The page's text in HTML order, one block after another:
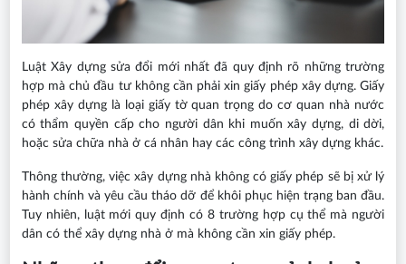
Luật Xây dựng sửa đổi mới nhất đã quy định rõ những trường
hợp mà chủ đầu tư không cần phải xin giấy phép xây dựng. Giấy
phép xây dựng là loại giấy tờ quan trọng do cơ quan nhà nước
có thẩm quyền cấp cho người dân khi muốn xây dựng, di dời,
hoặc sửa chữa nhà ở cá nhân hay các công trình xây dựng khác.
Thông thường, việc xây dựng nhà không có giấy phép sẽ bị xử lý
hành chính và yêu cầu tháo dỡ để khôi phục hiện trạng ban đầu.
Tuy nhiên, luật mới quy định có 8 trường hợp cụ thể mà người
dân có thể xây dựng nhà ở mà không cần xin giấy phép.